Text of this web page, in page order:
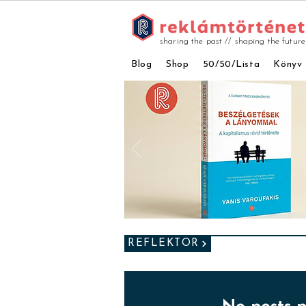
Blog Shop 50/50/Lista Könyv
sharing the past // shaping the future
REFLEKTOR